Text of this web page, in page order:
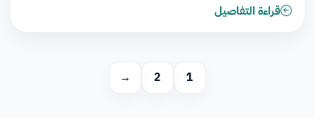
قراءة التفاصيل
1
2
→